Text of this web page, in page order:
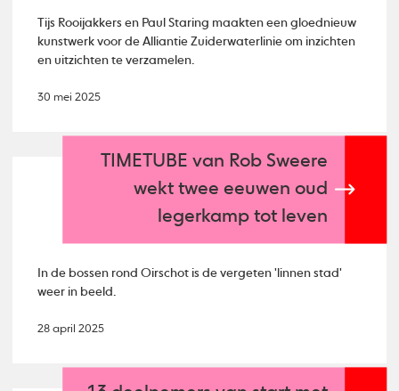
Tijs Rooijakkers en Paul Staring maakten een gloednieuw
kunstwerk voor de Alliantie Zuiderwaterlinie om inzichten
en uitzichten te verzamelen.
30 mei 2025
TIMETUBE van Rob Sweere
wekt twee eeuwen oud
legerkamp tot leven
In de bossen rond Oirschot is de vergeten 'linnen stad'
weer in beeld.
28 april 2025